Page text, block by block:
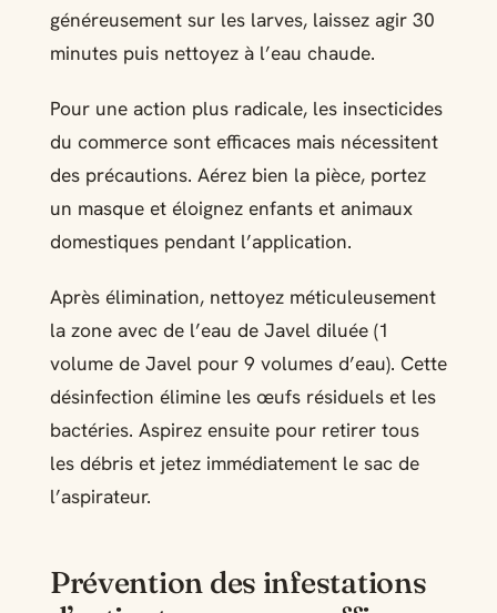
généreusement sur les larves, laissez agir 30
minutes puis nettoyez à l’eau chaude.
Pour une action plus radicale, les insecticides
du commerce sont efficaces mais nécessitent
des précautions. Aérez bien la pièce, portez
un masque et éloignez enfants et animaux
domestiques pendant l’application.
Après élimination, nettoyez méticuleusement
la zone avec de l’eau de Javel diluée (1
volume de Javel pour 9 volumes d’eau). Cette
désinfection élimine les œufs résiduels et les
bactéries. Aspirez ensuite pour retirer tous
les débris et jetez immédiatement le sac de
l’aspirateur.
Prévention des infestations